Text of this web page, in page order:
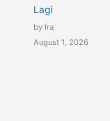
Lagi
by Ira
August 1, 2026